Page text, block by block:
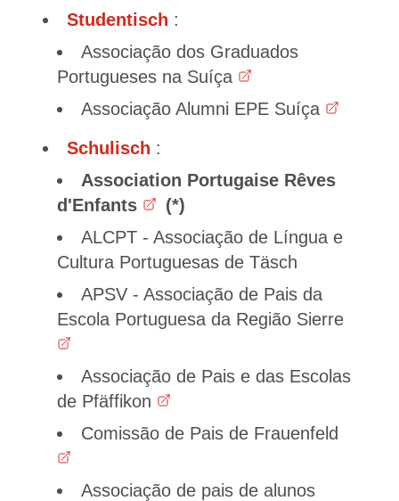
Studentisch :
Associação dos Graduados
Portugueses na Suíça
Associação Alumni EPE Suíça
Schulisch :
Association Portugaise Rêves
d'Enfants
ALCPT - Associação de Língua e
Cultura Portuguesas de Täsch
APSV - Associação de Pais da
Escola Portuguesa da Região Sierre
Associação de Pais e das Escolas
de Pfäffikon
Comissão de Pais de Frauenfeld
Associação de pais de alunos